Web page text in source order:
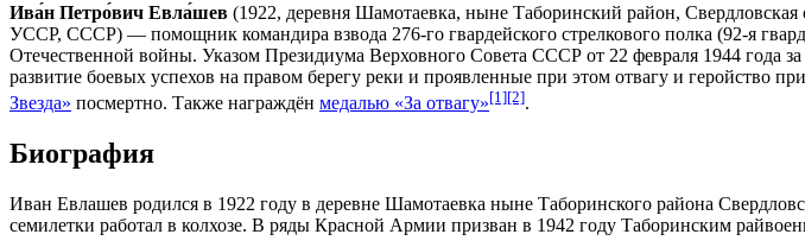
Ива́н Петро́вич Евла́шев (1922, деревня Шамотаевка, ныне Таборинский район, Свердловская
УССР, СССР) — помощник командира взвода 276-го гвардейского стрелкового полка (92-я
Отечественной войны. Указом Президиума Верховного Совета СССР от 22 февраля 1944 года
развитие боевых успехов на правом берегу реки и проявленные при этом отвагу и геройство
Звезда» посмертно. Также награждён медалью «За отвагу»[1][2].
Биография
Иван Евлашев родился в 1922 году в деревне Шамотаевка ныне Таборинского района
семилетки работал в колхозе. В ряды Красной Армии призван в 1942 году Таборинским